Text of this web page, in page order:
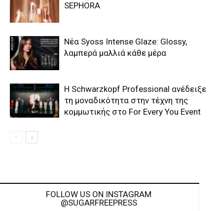
SEPHORA
Νέα Syoss Intense Glaze: Glossy,
λαμπερά μαλλιά κάθε μέρα
Η Schwarzkopf Professional ανέδειξε
τη μοναδικότητα στην τέχνη της
κομμωτικής στο For Every You Event
FOLLOW US ON INSTAGRAM
@SUGARFREEPRESS